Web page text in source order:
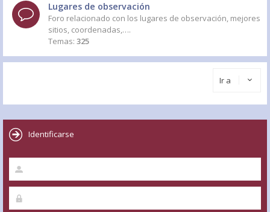
Lugares de observación
Foro relacionado con los lugares de observación, mejores
sitios, coordenadas,….
Temas: 325
Ir a
Identificarse